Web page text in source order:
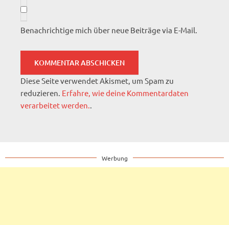
Benachrichtige mich über neue Beiträge via E-Mail.
Diese Seite verwendet Akismet, um Spam zu
reduzieren. Erfahre, wie deine Kommentardaten
verarbeitet werden.
Werbung